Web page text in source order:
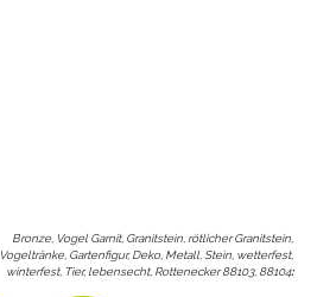
Bronze, Vogel Garnit, Granitstein, rötlicher Granitstein,
Vogeltränke, Gartenfigur, Deko, Metall, Stein, wetterfest,
winterfest, Tier, lebensecht, Rottenecker 88103, 88104: